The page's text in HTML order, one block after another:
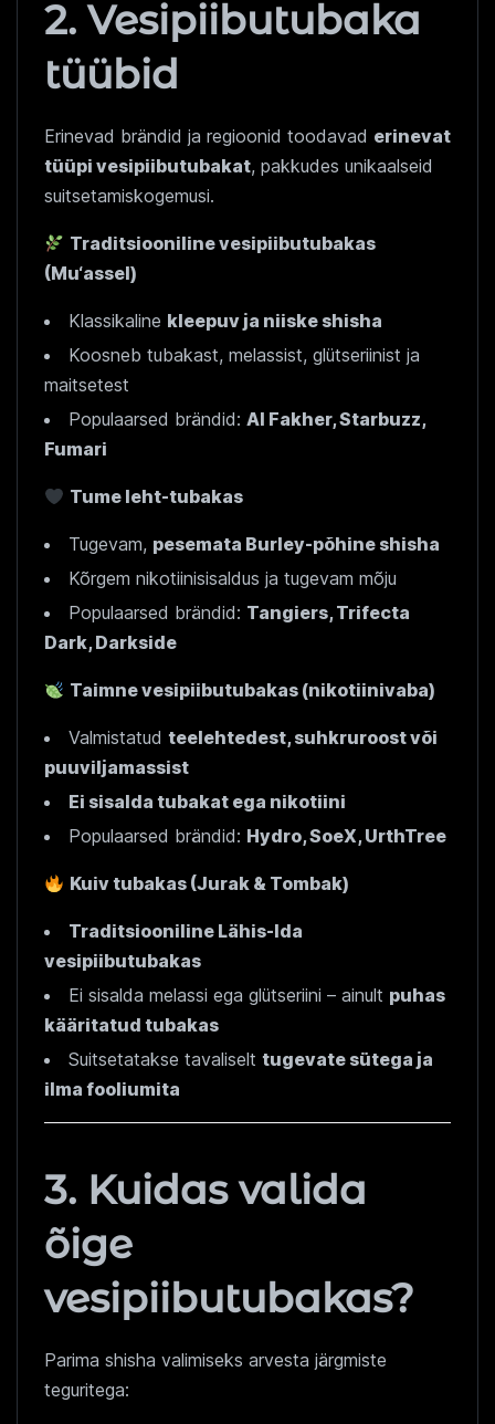
2. Vesipiibutubaka
tüübid
Erinevad brändid ja regioonid toodavad erinevat
tüüpi vesipiibutubakat, pakkudes unikaalseid
suitsetamiskogemusi.
Traditsiooniline vesipiibutubakas
(Mu‘assel)
Klassikaline kleepuv ja niiske shisha
Koosneb tubakast, melassist, glütseriinist ja
maitsetest
Populaarsed brändid: Al Fakher, Starbuzz,
Fumari
Tume leht-tubakas
Tugevam, pesemata Burley-põhine shisha
Kõrgem nikotiinisisaldus ja tugevam mõju
Populaarsed brändid: Tangiers, Trifecta
Dark, Darkside
Taimne vesipiibutubakas (nikotiinivaba)
Valmistatud teelehtedest, suhkruroost või
puuviljamassist
Ei sisalda tubakat ega nikotiini
Populaarsed brändid: Hydro, SoeX, UrthTree
Kuiv tubakas (Jurak & Tombak)
Traditsiooniline Lähis-Ida
vesipiibutubakas
Ei sisalda melassi ega glütseriini – ainult puhas
kääritatud tubakas
Suitsetatakse tavaliselt tugevate sütega ja
ilma fooliumita
3. Kuidas valida
õige
vesipiibutubakas?
Parima shisha valimiseks arvesta järgmiste
teguritega: